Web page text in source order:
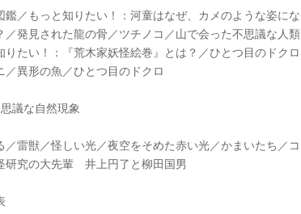
／もっと知りたい！：河童はなぜ、カメのような姿にな
／発見された龍の骨／ツチノコ／山で会った不思議な人類
りたい！：『荒木家妖怪絵巻』とは？／ひとつ目のドクロ
／異形の魚／ひとつ目のドクロ
議な自然現象
雷獣／怪しい光／夜空をそめた赤い光／かまいたち／コ
研究の大先輩 井上円了と柳田国男